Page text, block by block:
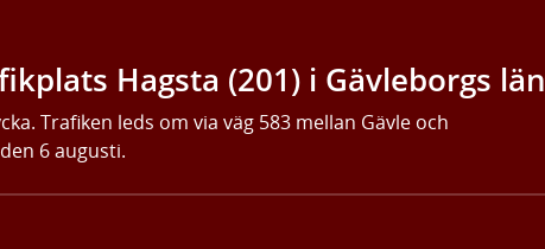
Hagsta (201) i Gävleborgs län
Trafiken leds om via väg 583 mellan Gävle och
6 augusti.